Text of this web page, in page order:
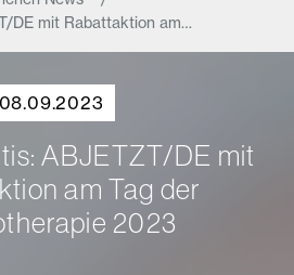
DE mit Rabattaktion am…
08.09.2023
ABJETZT/DE mit
am Tag der
2023